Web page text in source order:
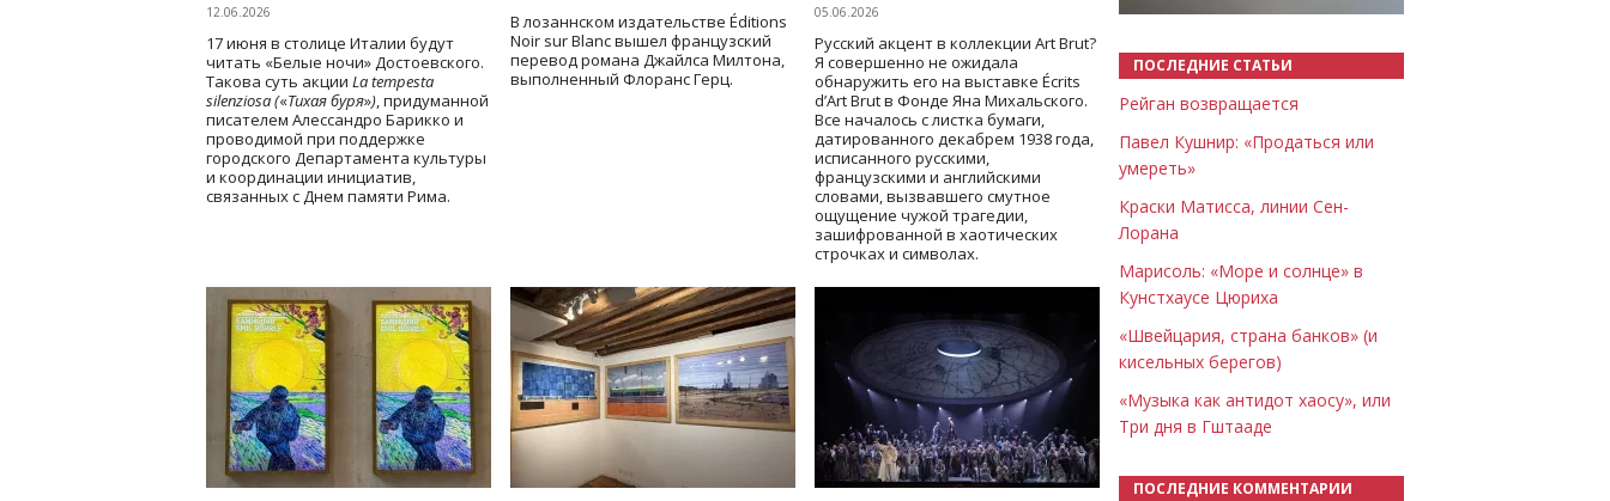
12.06.2026
17 июня в столице Италии будут
читать «Белые ночи» Достоевского.
Такова суть акции La tempesta
silenziosa («Тихая буря»), придуманной
писателем Алессандро Барикко и
проводимой при поддержке
городского Департамента культуры
и координации инициатив,
связанных с Днем памяти Рима.
В лозаннском издательстве Éditions
Noir sur Blanc вышел французский
перевод романа Джайлса Милтона,
выполненный Флоранс Герц.
05.06.2026
Русский акцент в коллекции Art Brut?
Я совершенно не ожидала
обнаружить его на выставке Écrits
d’Art Brut в Фонде Яна Михальского.
Все началось с листка бумаги,
датированного декабрем 1938 года,
исписанного русскими,
французскими и английскими
словами, вызвавшего смутное
ощущение чужой трагедии,
зашифрованной в хаотических
строчках и символах.
ПОСЛЕДНИЕ СТАТЬИ
Рейган возвращается
Павел Кушнир: «Продаться или
умереть»
Краски Матисса, линии Сен-
Лорана
Марисоль: «Море и солнце» в
Кунстхаусе Цюриха
«Швейцария, страна банков» (и
кисельных берегов)
«Музыка как антидот хаосу», или
Три дня в Гштааде
ПОСЛЕДНИЕ КОММЕНТАРИИ